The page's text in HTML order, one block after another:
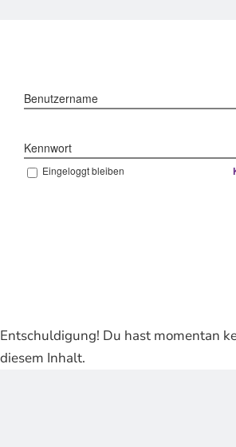
Benutzername
Kennwort
Eingeloggt bleiben
Entschuldigung! Du hast momentan
diesem Inhalt.